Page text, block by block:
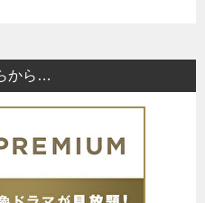
から…